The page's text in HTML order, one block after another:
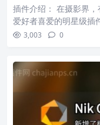
插件介绍： 在摄影界
爱好者喜爱的明星级
3,003 0